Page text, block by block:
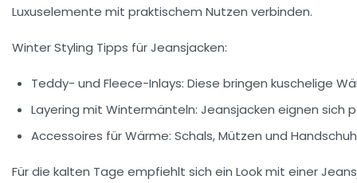
Luxuselemente mit praktischem Nutzen verbinden.
Winter Styling Tipps für Jeansjacken:
Teddy- und Fleece-Inlays: Diese bringen kuschelige
Layering mit Wintermänteln: Jeansjacken eignen sich
Accessoires für Wärme: Schals, Mützen und
Für die kalten Tage empfiehlt sich ein Look mit einer